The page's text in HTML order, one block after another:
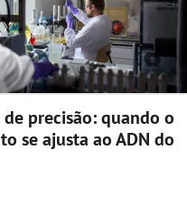
precisão: quando o
se ajusta ao ADN do